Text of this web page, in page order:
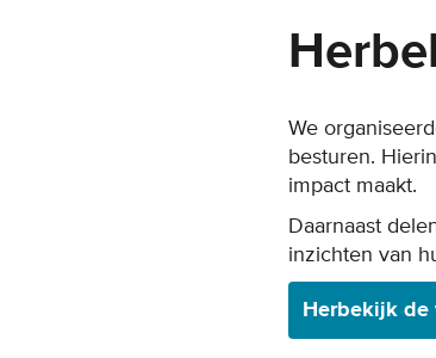
We
besturen.
impact maakt.
Daarnaast
inzichten van
Herbekijk de